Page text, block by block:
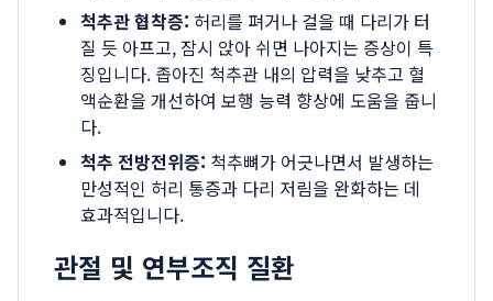
척추관 협착증: 허리를 펴거나 걸을 때 다리가 터
질 듯 아프고, 잠시 앉아 쉬면 나아지는 증상이 특
징입니다. 좁아진 척추관 내의 압력을 낮추고 혈
액순환을 개선하여 보행 능력 향상에 도움을 줍니
다.
척추 전방전위증: 척추뼈가 어긋나면서 발생하는
만성적인 허리 통증과 다리 저림을 완화하는 데
효과적입니다.
관절 및 연부조직 질환